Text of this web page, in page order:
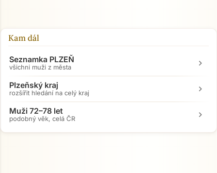
Kam dál
Seznamka PLZEŇ
všichni muži z města chevron_right
Plzeňský kraj
rozšířit hledání na celý kraj chevron_right
Muži 72–78 let
podobný věk, celá ČR chevron_right